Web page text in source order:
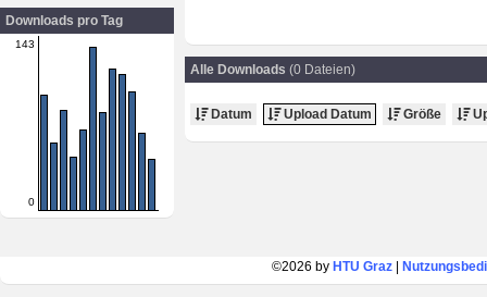
Downloads pro Tag
143
0
Alle Downloads (0 Dateien)
Datum Upload Datum Größe
©2026 by HTU Graz|